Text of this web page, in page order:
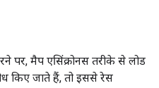
पर, मैप एसिंक्रोनस तरीके से लोड
किए जाते हैं, तो इससे रेस